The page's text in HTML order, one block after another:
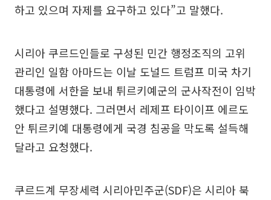
하고 있으며 자제를 요구하고 있다”고 말했다.
시리아 쿠르드인들로 구성된 민간 행정조직의 고위
관리인 일함 아마드는 이날 도널드 트럼프 미국 차기
대통령에 서한을 보내 튀르키예군의 군사작전이 임박
했다고 설명했다. 그러면서 레제프 타이이프 에르도
안 튀르키예 대통령에게 국경 침공을 막도록 설득해
달라고 요청했다.
쿠르드계 무장세력 시리아민주군(SDF)은 시리아 북